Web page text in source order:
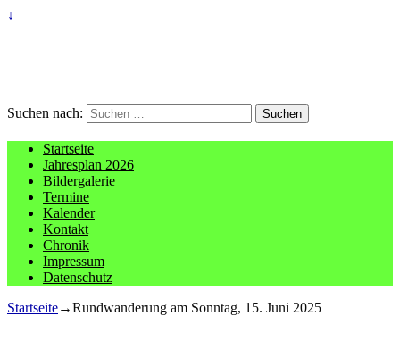
↓
Suchen nach:
Startseite
Jahresplan 2026
Bildergalerie
Termine
Kalender
Kontakt
Chronik
Impressum
Datenschutz
Startseite→Rundwanderung am Sonntag, 15. Juni 2025